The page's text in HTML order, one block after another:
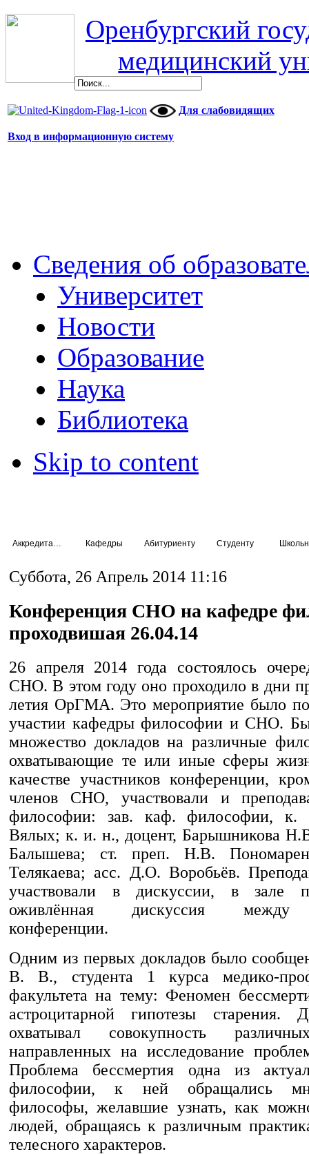
Оренбургский
медицинский
Для слабовидящих
Вход в информационную систему
Сведения об
Университет
Новости
Образование
Наука
Библиотека
Skip to content
Кафедры Абитуриенту Студенту
Суббота, 26 Апрель 2014 11:16
Конференция СНО на кафедре
проходвишая 26.04.14
26 апреля 2014 года состоялось
СНО. В этом году оно проходило в дни
летия ОрГМА. Это мероприятие было
участии кафедры философии и СНО.
множество докладов на различные
охватывающие те или иные сферы
качестве участников конференции,
членов СНО, участвовали и
философии: зав. каф. философии,
Вялых; к. и. н., доцент, Барышникова
Балышева; ст. преп. Н.В.
Телякаева; асс. Д.О. Воробьёв.
участвовали в дискуссии, в зале
оживлённая дискуссия между
конференции.
Одним из первых докладов было
В. В., студента 1 курса медико-
факультета на тему: Феномен
астроцитарной гипотезы старения.
охватывал совокупность
направленных на исследование
Проблема бессмертия одна из
философии, к ней обращались
философы, желавшие узнать, как
людей, обращаясь к различным
телесного характеров.